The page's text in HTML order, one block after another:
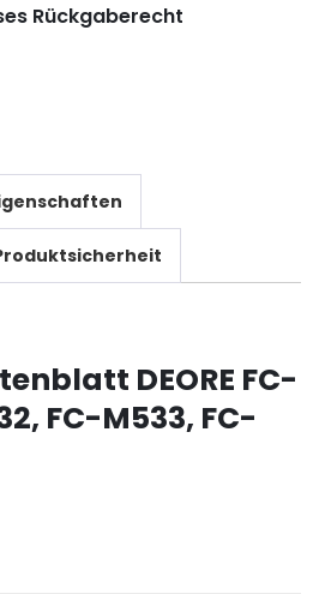
Rückgaberecht
DEORE FC-
FC-M533, FC-